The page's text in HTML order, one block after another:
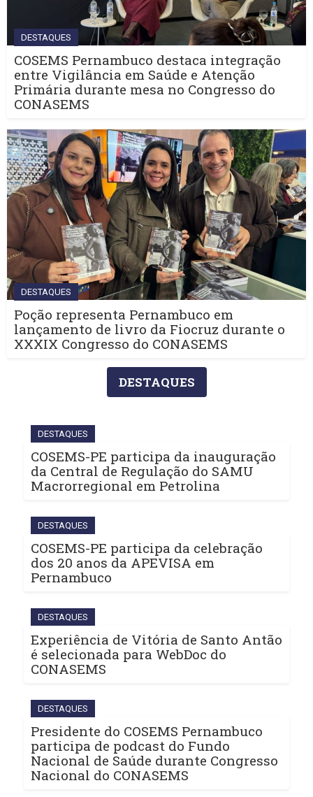
DESTAQUES
COSEMS Pernambuco destaca integração
entre Vigilância em Saúde e Atenção
Primária durante mesa no Congresso do
CONASEMS
DESTAQUES
Poção representa Pernambuco em
lançamento de livro da Fiocruz durante o
XXXIX Congresso do CONASEMS
DESTAQUES
DESTAQUES
COSEMS-PE participa da inauguração
da Central de Regulação do SAMU
Macrorregional em Petrolina
DESTAQUES
COSEMS-PE participa da celebração
dos 20 anos da APEVISA em
Pernambuco
DESTAQUES
Experiência de Vitória de Santo Antão
é selecionada para WebDoc do
CONASEMS
DESTAQUES
Presidente do COSEMS Pernambuco
participa de podcast do Fundo
Nacional de Saúde durante Congresso
Nacional do CONASEMS